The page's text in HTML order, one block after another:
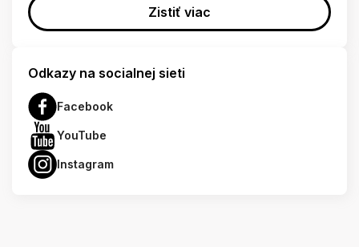
Zistiť viac
Odkazy na socialnej sieti
Facebook
YouTube
Instagram